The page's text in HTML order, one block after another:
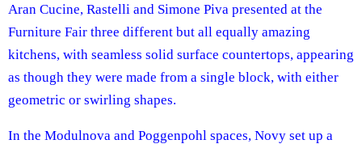
Aran Cucine, Rastelli and Simone Piva presented at the
Furniture Fair three different but all equally amazing
kitchens, with seamless solid surface countertops, appearing
as though they were made from a single block, with either
geometric or swirling shapes.
In the Modulnova and Poggenpohl spaces, Novy set up a